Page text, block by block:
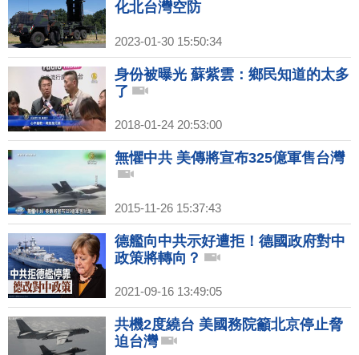
化北台灣空防
2023-01-30 15:50:34
身份被曝光 蘇紫雲：鄉民知道的太多
了
2018-01-24 20:53:00
無懼中共 美傳將宣布325億軍售台灣
2015-11-26 15:37:43
德艦向中共示好遭拒！德國政府對中
政策將轉向？
2021-09-16 13:49:05
共機2度繞台 美國務院籲北京停止脅
迫台灣